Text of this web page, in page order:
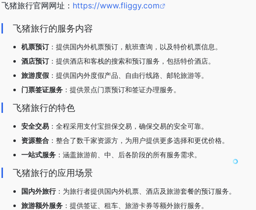
飞猪旅行官网网址： https://www.fliggy.com
飞猪旅行的服务内容
机票预订：提供国内外机票预订，航班查询，以及特价机票信息。
酒店预订：提供酒店和客栈的搜索和预订服务，包括特价酒店。
旅游度假 ：提供国内外度假产品、自由行线路、邮轮旅游等。
门票签证服务 ：提供景点门票预订和签证办理服务。
飞猪旅行的特色
安全交易 ：全程采用支付宝担保交易，确保交易的安全可靠。
资源整合 ：整合了数千家资源方，为用户提供更多选择和更优价格。
一站式服务 ：涵盖旅游前、中、后各阶段的所有服务需求。
飞猪旅行的应用场景
国内外旅行：为旅行者提供国内外机票、酒店及旅游套餐的预订服务。
旅游额外服务 ：提供签证、租车、旅游卡券等额外旅行服务。